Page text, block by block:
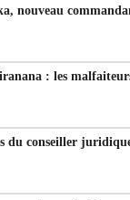
nouveau
: les
du conseiller